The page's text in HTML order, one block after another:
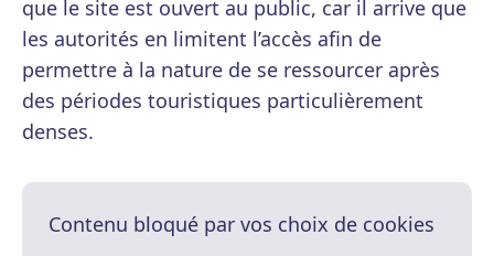
que le site est ouvert au public, car il arrive que
les autorités en limitent l’accès afin de
permettre à la nature de se ressourcer après
des périodes touristiques particulièrement
denses.
Contenu bloqué par vos choix de cookies